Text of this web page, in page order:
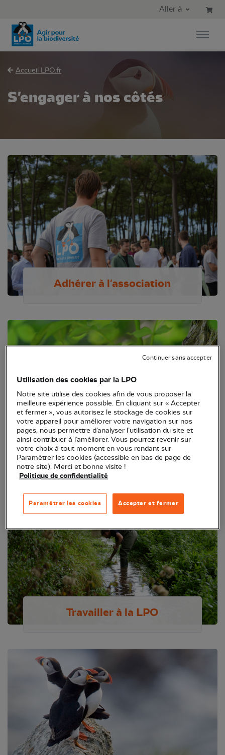
Aller au menu principal
Aller à
Accueil LPO.fr
S'engager à nos côtés
Adhérer à l'association
Créer un Refuge LPO
Travailler à la LPO
Utilisation des cookies par la LPO
Notre site utilise des cookies afin de vous proposer la
meilleure expérience possible. En cliquant sur « Accepter
et fermer », vous autorisez le stockage de cookies sur
votre appareil pour améliorer votre navigation sur nos
pages, nous permettre d’analyser l’utilisation du site et
ainsi contribuer à l’améliorer. Vous pourrez revenir sur
votre choix à tout moment en vous rendant sur
Paramétrer les cookies (accessible en bas de page de
notre site). Merci et bonne visite !
Politique de confidentialité
Accepter et fermer
Paramétrer les cookies
Continuer sans accepter